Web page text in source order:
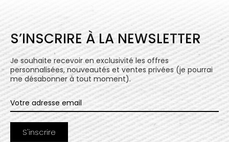
S’INSCRIRE À LA NEWSLETTER
Je souhaite recevoir en exclusivité les offres
personnalisées, nouveautés et ventes privées (je pourrai
me désabonner à tout moment).